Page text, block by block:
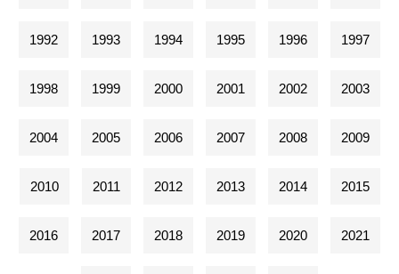
1992 1993 1994 1995 1996 1997
1998 1999 2000 2001 2002 2003
2004 2005 2006 2007 2008 2009
2010 2011 2012 2013 2014 2015
2016 2017 2018 2019 2020 2021